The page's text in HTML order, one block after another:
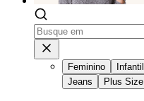
Feminino Infantil
Jeans
Plus Size